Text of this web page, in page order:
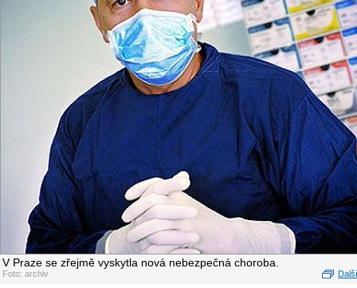
V Praze se zřejmě vyskytla nová nebezpečná choroba.
Foto: archiv